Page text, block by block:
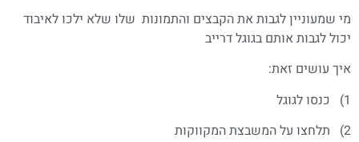
מי שמעוניין לגבות את הקבצים והתמונות שלו שלא ילכו לאיבוד
יכול לגבות אותם בגוגל דרייב
איך עושים זאת:
1) כנסו לגוגל
2) תלחצו על המשבצת המקווקות